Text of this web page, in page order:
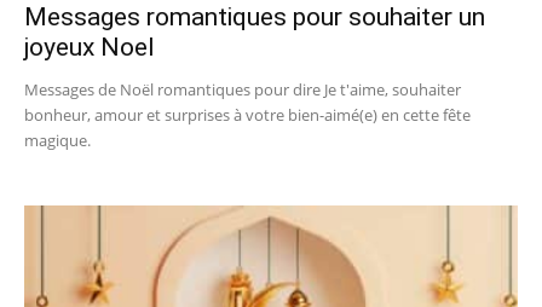
Messages romantiques pour souhaiter un
joyeux Noel
Messages de Noël romantiques pour dire Je t'aime, souhaiter
bonheur, amour et surprises à votre bien-aimé(e) en cette fête
magique.